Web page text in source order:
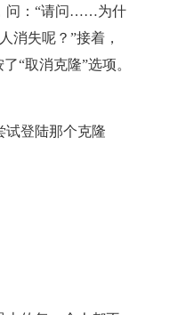
问：“请问……为什
消失呢？”接着，
“取消克隆”选项。
试登陆那个克隆